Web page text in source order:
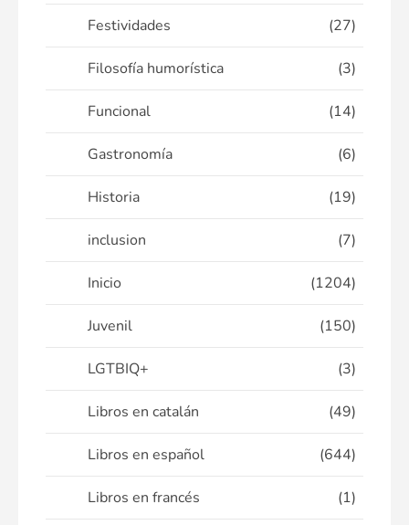
Festividades (27)
Filosofía humorística (3)
Funcional (14)
Gastronomía (6)
Historia (19)
inclusion (7)
Inicio (1204)
Juvenil (150)
LGTBIQ+ (3)
Libros en catalán (49)
Libros en español (644)
Libros en francés (1)